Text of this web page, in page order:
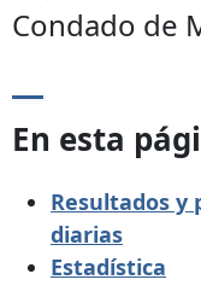
Condado de
En esta
Resultados y
diarias
Estadística